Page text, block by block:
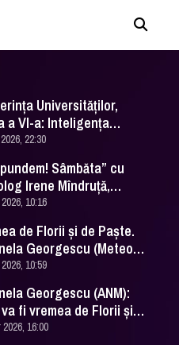
Universităților,
a VI-a: Inteligența
în Educație- soluție
22:30
Sâmbăta” cu
Irene Mîndruță,
adolescență
10:16
de Florii și de Paște.
Georgescu (Meteo
a făcut prognoza
10:59
Georgescu (ANM):
fi vremea de Florii și
2026
16:00